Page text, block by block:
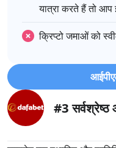
यात्रा करते हैं तो
क्रिप्टो जमाओं को
#3